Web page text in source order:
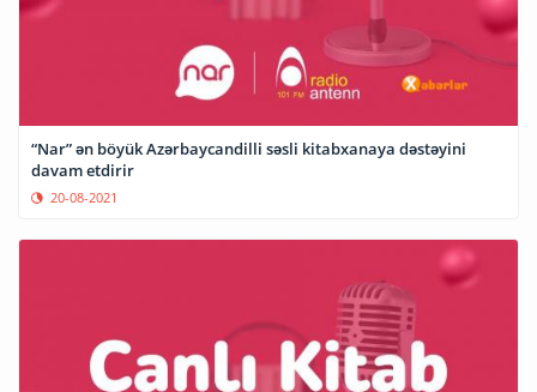
“Nar” ən böyük Azərbaycandilli səsli kitabxanaya dəstəyini
davam etdirir
20-08-2021